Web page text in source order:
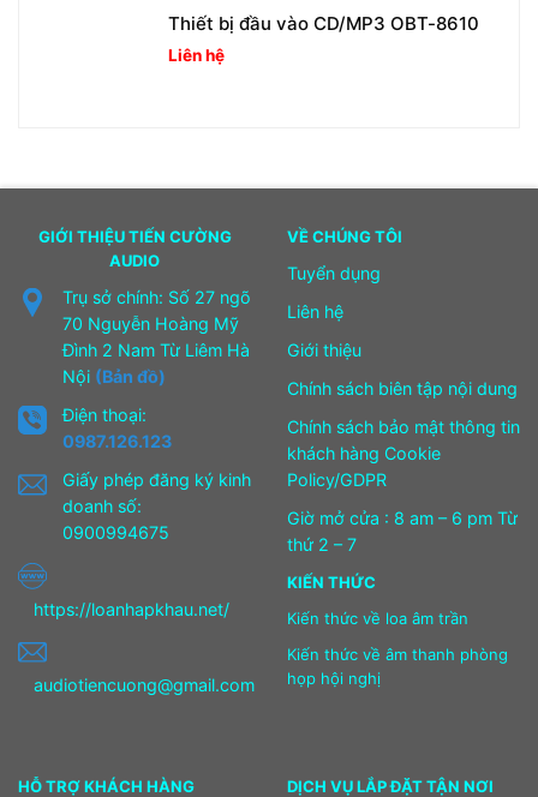
Thiết bị đầu vào CD/MP3 OBT-8610
Liên hệ
GIỚI THIỆU TIẾN CƯỜNG
AUDIO
Trụ sở chính: Số 27 ngõ
70 Nguyễn Hoàng Mỹ
Đình 2 Nam Từ Liêm Hà
Nội (Bản đồ)
Điện thoại:
0987.126.123
Giấy phép đăng ký kinh
doanh số:
0900994675
https://loanhapkhau.net/
audiotiencuong@gmail.com
VỀ CHÚNG TÔI
Tuyển dụng
Liên hệ
Giới thiệu
Chính sách biên tập nội dung
Chính sách bảo mật thông tin
khách hàng Cookie
Policy/GDPR
Giờ mở cửa : 8 am – 6 pm Từ
thứ 2 – 7
KIẾN THỨC
Kiến thức về loa âm trần
Kiến thức về âm thanh phòng
họp hội nghị
HỖ TRỢ KHÁCH HÀNG
DỊCH VỤ LẮP ĐẶT TẬN NƠI